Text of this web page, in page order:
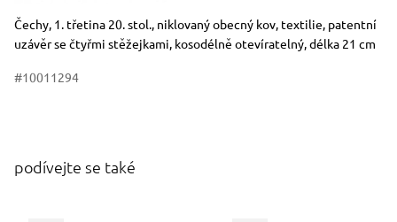
Rozměry
Stručný popis předmětu
Čechy, 1. třetina 20. stol., niklovaný obecný kov, textilie, patentní
uzávěr se čtyřmi stěžejkami, kosodélně otevíratelný, délka 21 cm
#10011294
podívejte se také